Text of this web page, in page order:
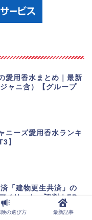
愛用香水まとめ｜最新
ャニ含）【グループ
ニーズ愛用香水ランキ
】
「建物更生共済」の
メリット、評判｜FP
険の選び方 最新記事